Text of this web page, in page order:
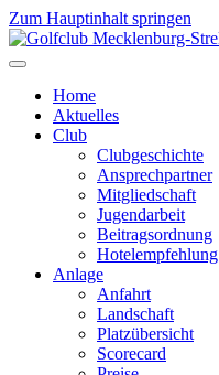
Zum Hauptinhalt springen
Home
Aktuelles
Club
Clubgeschichte
Ansprechpartner
Mitgliedschaft
Jugendarbeit
Beitragsordnung
Hotelempfehlung
Anlage
Anfahrt
Landschaft
Platzübersicht
Scorecard